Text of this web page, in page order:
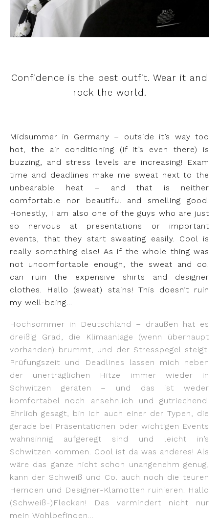
Confidence is the best outfit. Wear it and
rock the world.
Midsummer in Germany – outside it’s way too
hot, the air conditioning (if it’s even there) is
buzzing, and stress levels are increasing! Exam
time and deadlines make me sweat next to the
unbearable heat – and that is neither
comfortable nor beautiful and smelling good.
Honestly, I am also one of the guys who are just
so nervous at presentations or important
events, that they start sweating easily. Cool is
really something else! As if the whole thing was
not uncomfortable enough, the sweat and co.
can ruin the expensive shirts and designer
clothes. Hello (sweat) stains! This doesn’t ruin
my well-being…
Hochsommer in Deutschland – draußen hat es
dreißig Grad, die Klimaanlage (wenn überhaupt
vorhanden) brummt, und der Stresspegel steigt!
Prüfungszeit und Deadlines lassen mich neben
der unerträglichen Hitze immer wieder in
Schwitzen geraten – und das ist weder
komfortabel noch ansehnlich und gutriechend.
Ehrlich gesagt, bin ich auch einer der Typen, die
gerade bei Präsentationen oder wichtigen Events
wahnsinnig aufgeregt sind und leicht in’s
Schwitzen kommen. Cool ist da was anderes! Als
wäre das ganze nicht schon unangenehm genug,
kann der Schweiß und Co. auch noch die teuren
Hemden und Designer-Klamotten ruinieren. Hallo
(Schweiß-)Flecken! Das vermindert nicht nur
mein Wohlbefinden…